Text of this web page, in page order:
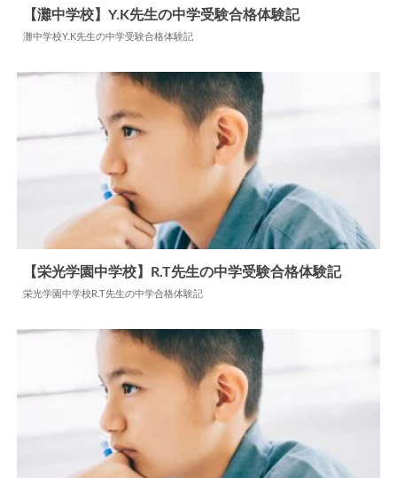
【灘中学校】Y.K先生の中学受験合格体験記
灘中学校Y.K先生の中学受験合格体験記
【栄光学園中学校】R.T先生の中学受験合格体験記
栄光学園中学校R.T先生の中学合格体験記